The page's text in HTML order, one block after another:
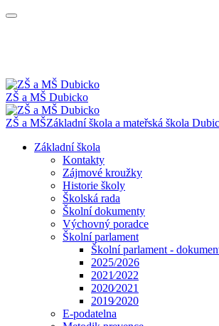
ZŠ a MŠ Dubicko
ZŠ a MŠZákladní škola a mateřská škola
Základní škola
Kontakty
Zájmové kroužky
Historie školy
Školská rada
Školní dokumenty
Výchovný poradce
Školní parlament
Školní parlament -
2025/2026
2021⁄2022
2020⁄2021
2019⁄2020
E-podatelna